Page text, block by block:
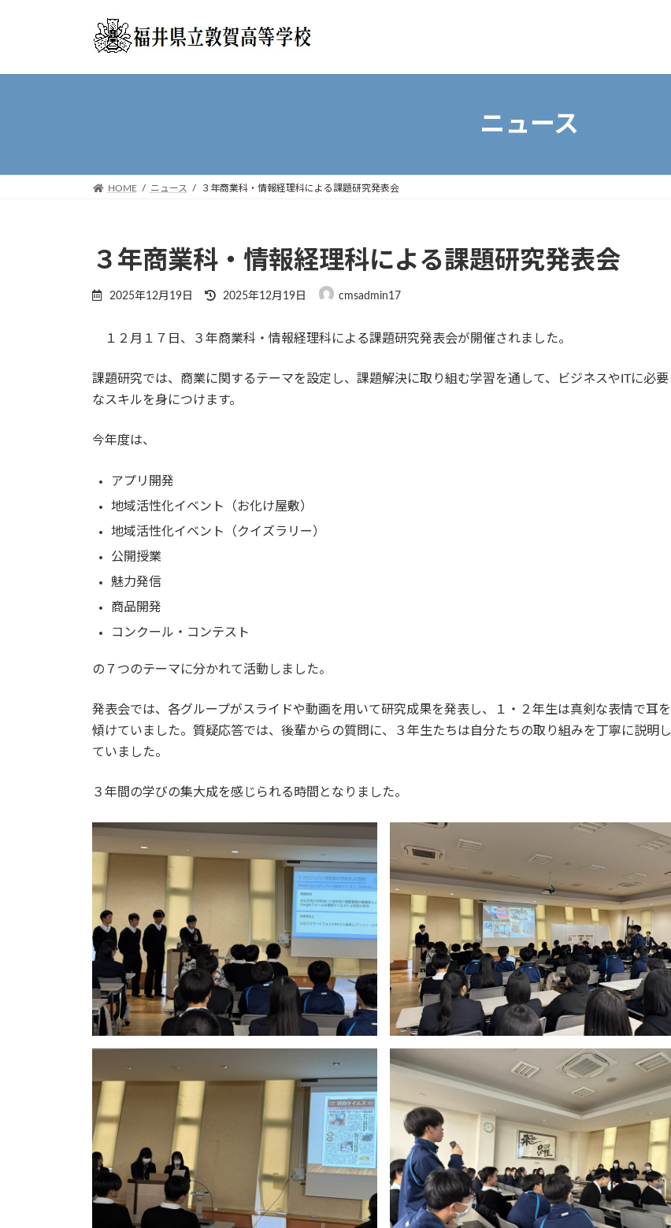
ニュース
HOME ニュース ３年商業科・情報経理科による課題研究発表会
３年商業科・情報経理科による課題研究発表会
2025年12月19日
最
新
時
2025年12月19日 cmsadmin17
１２月１７日、３年商業科・情報経理科による課題研究発表会が開催されました。
課題研究では、商業に関するテーマを設定し、課題解決に取り組む学習を通して、ビジネスやITに必要
なスキルを身につけます。
今年度は、
アプリ開発
地域活性化イベント（お化け屋敷）
地域活性化イベント（クイズラリー）
公開授業
魅力発信
商品開発
コンクール・コンテスト
の７つのテーマに分かれて活動しました。
発表会では、各グループがスライドや動画を用いて研究成果を発表し、１・２年生は真剣な表情で耳を
傾けていました。質疑応答では、後輩からの質問に、３年生たちは自分たちの取り組みを丁寧に説明し
ていました。
３年間の学びの集大成を感じられる時間となりました。